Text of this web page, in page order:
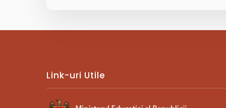
Link-uri Utile